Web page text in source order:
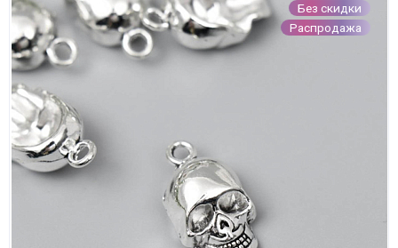
Без скидки
Распродажа